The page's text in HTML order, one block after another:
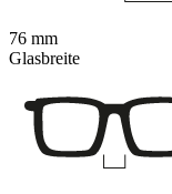
76 mm
Glasbreite